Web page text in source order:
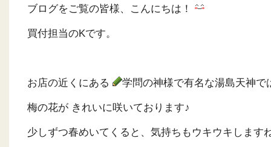
ブログをご覧の皆様、こんにちは！
買付担当のKです。
お店の近くにある 学問の神様で有名な湯島天神で
梅の花が きれいに咲いております♪
少しずつ春めいてくると、気持ちもウキウキします